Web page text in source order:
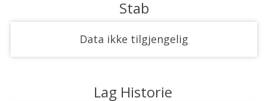
Stab
Data ikke tilgjengelig
Lag Historie